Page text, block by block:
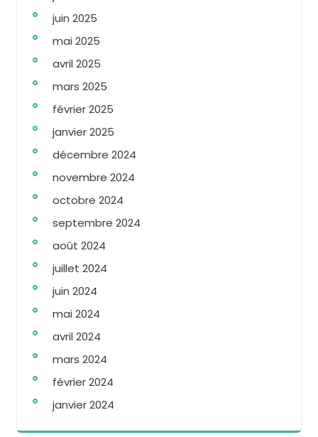
juin 2025
mai 2025
avril 2025
mars 2025
février 2025
janvier 2025
décembre 2024
novembre 2024
octobre 2024
septembre 2024
août 2024
juillet 2024
juin 2024
mai 2024
avril 2024
mars 2024
février 2024
janvier 2024